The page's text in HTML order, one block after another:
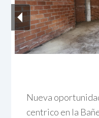
Nueva
centrico en la